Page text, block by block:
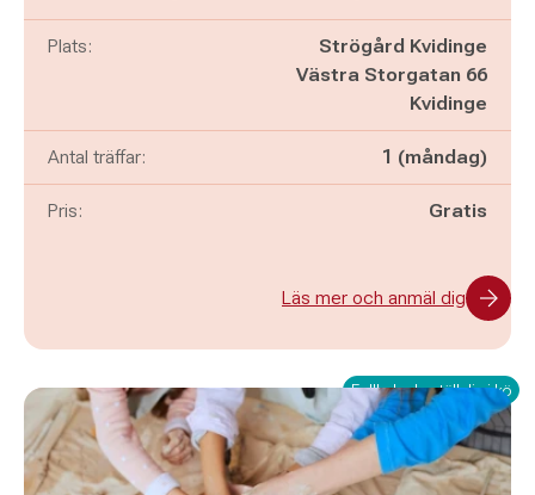
Plats:
Strögård Kvidinge
Västra Storgatan 66
Kvidinge
Antal träffar: 1 (måndag)
Pris: Gratis
Läs mer och anmäl dig
Fullbokad - ställ dig i kö